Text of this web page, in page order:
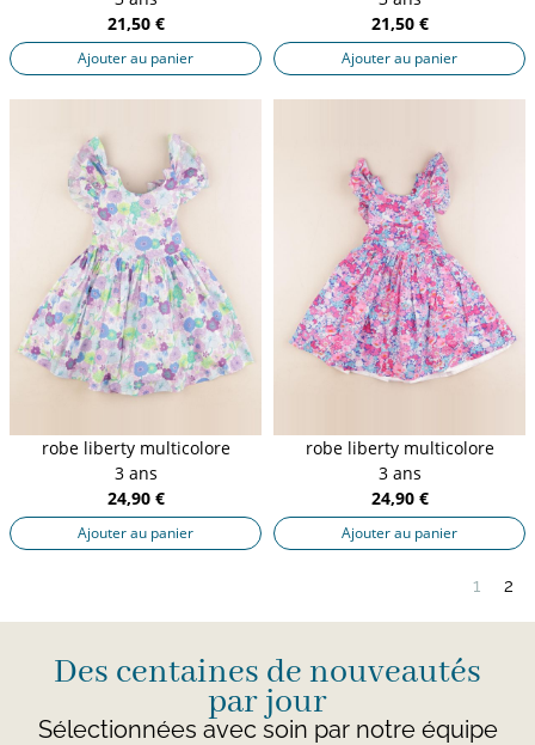
21,50 €
Ajouter au panier
21,50 €
Ajouter au panier
robe liberty multicolore
3 ans
24,90 €
Ajouter au panier
robe liberty multicolore
3 ans
24,90 €
Ajouter au panier
1 2
Des centaines de nouveautés
par jour
Sélectionnées avec soin par notre équipe